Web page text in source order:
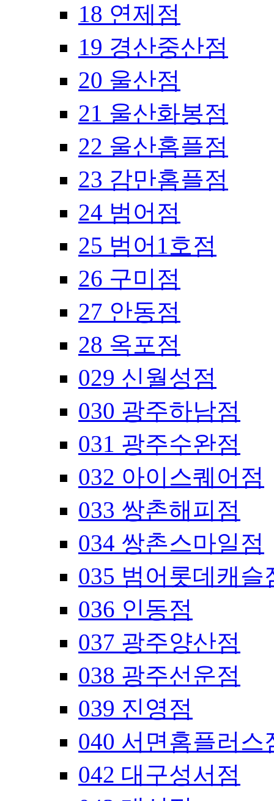
18 연제점
19 경산중산점
20 울산점
21 울산화봉점
22 울산홈플점
23 감만홈플점
24 범어점
25 범어1호점
26 구미점
27 안동점
28 옥포점
029 신월성점
030 광주하남점
031 광주수완점
032 아이스퀘어점
033 쌍촌해피점
034 쌍촌스마일점
035 범어롯데캐슬
036 인동점
037 광주양산점
038 광주선운점
039 진영점
040 서면홈플러스
042 대구성서점